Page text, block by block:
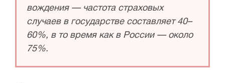
вождения — частота страховых
случаев в государстве составляет 40–
60%, в то время как в России — около
75%.